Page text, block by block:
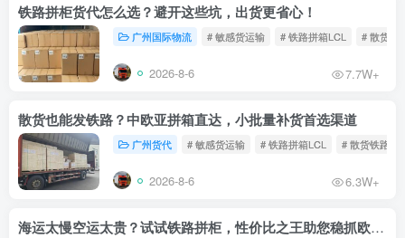
铁路拼柜货代怎么选？避开这些坑，出货更省心！
广州国际物流 # 敏感货运输 # 铁路拼箱LCL # 散货铁
2026-8-6 7.7W+
散货也能发铁路？中欧亚拼箱直达，小批量补货首选渠道
广州货代 # 敏感货运输 # 铁路拼箱LCL # 散货铁路
2026-8-6 6.3W+
海运太慢空运太贵？试试铁路拼柜，性价比之王助您稳抓欧洲市场